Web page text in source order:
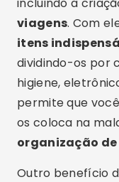
viagens. Com
itens
dividindo-os por
higiene,
permite que
os coloca na
organização
Outro benefício